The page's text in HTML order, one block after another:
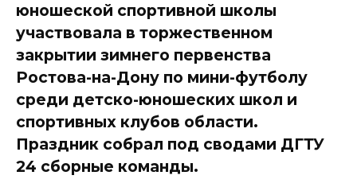
юношеской спортивной школы
участвовала в торжественном
закрытии зимнего первенства
Ростова-на-Дону по мини-футболу
среди детско-юношеских школ и
спортивных клубов области.
Праздник собрал под сводами ДГТУ
24 сборные команды.